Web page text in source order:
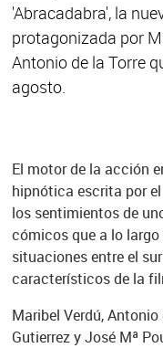
'Abracadabra', la
protagonizada por
Antonio de la Torre
agosto.
El motor de la acción
hipnótica escrita por
los sentimientos de
cómicos que a lo
situaciones entre el
característicos de la
Maribel Verdú,
Gutierrez y José Mª